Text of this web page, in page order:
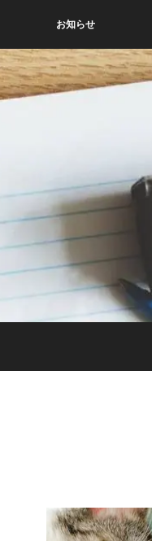
お知らせ